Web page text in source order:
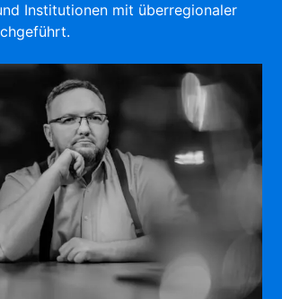
Institutionen mit überregionaler